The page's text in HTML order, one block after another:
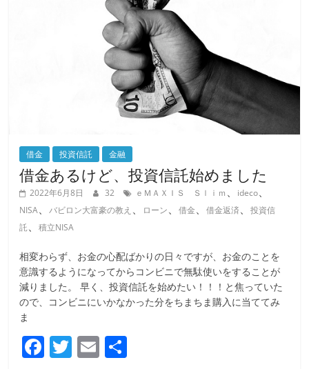
借金 投資信託 金融
借金あるけど、投資信託始めました
2022年6月8日 32 ｅＭＡＸＩＳ Ｓｌｉｍ 、 ideco、
NISA、バビロン大富豪の教え 、 ローン、借金、借金返済、投資信
託、積立NISA
相変わらず、お金の心配ばかりの日々ですが、お金のことを
意識するようになってからコンビニで無駄使いをすることが
減りました。 早く、投資信託を始めたい！！！と焦っていた
ので、コンビニにいかなかった分をちまちま購入に当ててみ
ま
F T E